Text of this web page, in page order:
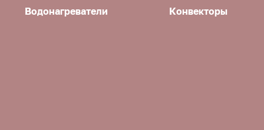
Водонагреватели Конвекторы